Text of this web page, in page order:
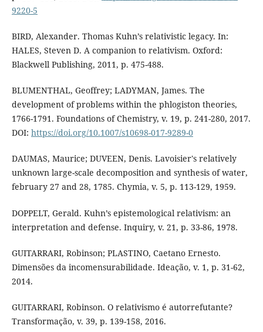
9220-5
BIRD, Alexander. Thomas Kuhn’s relativistic legacy. In:
HALES, Steven D. A companion to relativism. Oxford:
Blackwell Publishing, 2011, p. 475-488.
BLUMENTHAL, Geoffrey; LADYMAN, James. The
development of problems within the phlogiston theories,
1766-1791. Foundations of Chemistry, v. 19, p. 241-280, 2017.
DOI: https://doi.org/10.1007/s10698-017-9289-0
DAUMAS, Maurice; DUVEEN, Denis. Lavoisier's relatively
unknown large-scale decomposition and synthesis of water,
february 27 and 28, 1785. Chymia, v. 5, p. 113-129, 1959.
DOPPELT, Gerald. Kuhn’s epistemological relativism: an
interpretation and defense. Inquiry, v. 21, p. 33-86, 1978.
GUITARRARI, Robinson; PLASTINO, Caetano Ernesto.
Dimensões da incomensurabilidade. Ideação, v. 1, p. 31-62,
2014.
GUITARRARI, Robinson. O relativismo é autorrefutante?
Transformação, v. 39, p. 139-158, 2016.